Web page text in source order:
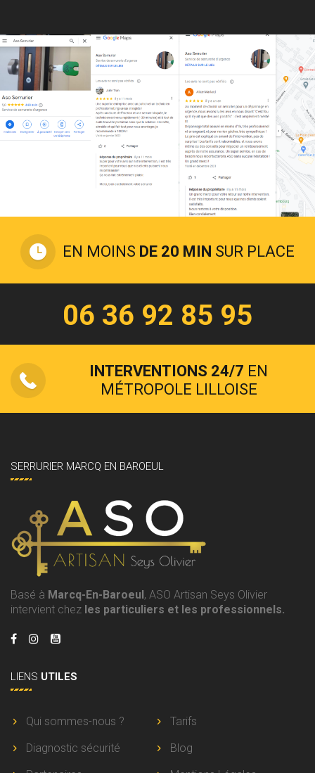
EN MOINS DE 20 MIN SUR PLACE
06 36 92 85 95
INTERVENTIONS 24/7 EN
MÉTROPOLE LILLOISE
SERRURIER MARCQ EN BAROEUL
Basé à Marcq-En-Baroeul, ASO Artisan Seys Olivier
intervient chez les particuliers et les professionnels.
LIENS UTILES
Qui sommes-nous ?
Tarifs
Diagnostic sécurité
Blog